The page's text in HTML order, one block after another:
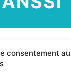
consentement